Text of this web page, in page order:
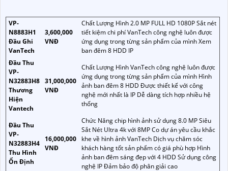
VP-
N8883H1
Đầu Ghi
VanTech
3,600,000
VNĐ
Chất Lượng Hình 2.0 MP FULL HD 1080P Sắt nét
tiết kiệm chi phí VanTech công nghệ luôn được
ứng dụng trong từng sản phẩm của mình Xem
ban đêm 8 HDD IP
Đầu Thu
VP-
N32883H8
Thương
Hiện
Vantech
31,000,000
VNĐ
Chất Lượng Hình VanTech công nghệ luôn được
ứng dụng trong từng sản phẩm của mình Hình
ảnh ban đêm 8 HDD Được thiết kế với công
nghệ mới nhất là IP Dễ dàng tích hợp nhiều hệ
thống
Đầu Thu
VP-
N32883H4
Thu Hình
Ổn Định
16,000,000
VNĐ
Chức Năng chip hình ảnh sử dụng 8.0 MP Siêu
Sắt Nét Ultra 4k với 8MP Co dự án yêu cầu khắc
khe về hình ảnh VanTech Dịch vụ chăm sóc
khách hàng tốt sản phẩm có giá phù hợp Hình
ảnh ban đêm sáng đẹp với 4 HDD Sử dụng công
nghệ IP Đảm bảo độ phân giải cao